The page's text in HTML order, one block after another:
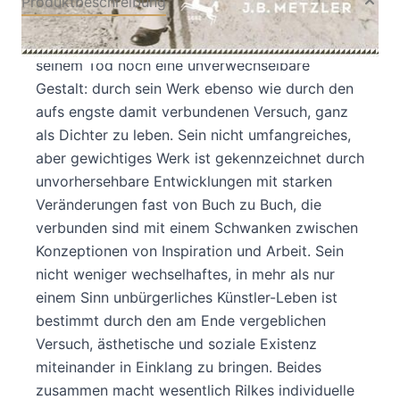
Rainer Maria Rilke ist auch ein Jahrhundert nach
seinem Tod noch eine unverwechselbare
Gestalt: durch sein Werk ebenso wie durch den
aufs engste damit verbundenen Versuch, ganz
als Dichter zu leben. Sein nicht umfangreiches,
aber gewichtiges Werk ist gekennzeichnet durch
unvorhersehbare Entwicklungen mit starken
Veränderungen fast von Buch zu Buch, die
verbunden sind mit einem Schwanken zwischen
Konzeptionen von Inspiration und Arbeit. Sein
nicht weniger wechselhaftes, in mehr als nur
einem Sinn unbürgerliches Künstler-Leben ist
bestimmt durch den am Ende vergeblichen
Versuch, ästhetische und soziale Existenz
miteinander in Einklang zu bringen. Beides
zusammen macht wesentlich Rilkes individuelle